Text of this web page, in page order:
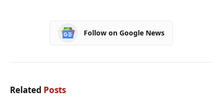
Follow on Google News
Related Posts